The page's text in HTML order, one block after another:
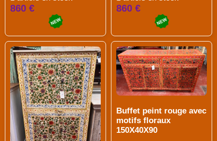
860 € 860 €
Buffet peint rouge avec
motifs floraux
150X40X90